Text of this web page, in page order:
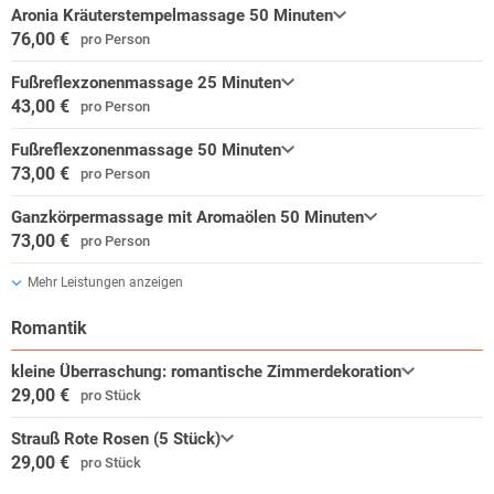
Sparten Ballett und Jugendtheater ergänzt.
Mini-a-Thür Ruhla
Detailgetreue Modelle Thüringer Bauwerke werden Sie in Staunen
versetzen! Liebevoll gestaltete Alltagsszenen lassen die Modellwelt
fast real erscheinen.
uvm.
Aronia Kräuterstempelmassage 50 Minuten
76,00 € pro Person
Fußreflexzonenmassage 25 Minuten
43,00 € pro Person
Fußreflexzonenmassage 50 Minuten
73,00 € pro Person
Ganzkörpermassage mit Aromaölen 50 Minuten
73,00 € pro Person
Mehr Leistungen anzeigen
Romantik
kleine Überraschung: romantische Zimmerdekoration
29,00 € pro Stück
Strauß Rote Rosen (5 Stück)
29,00 € pro Stück